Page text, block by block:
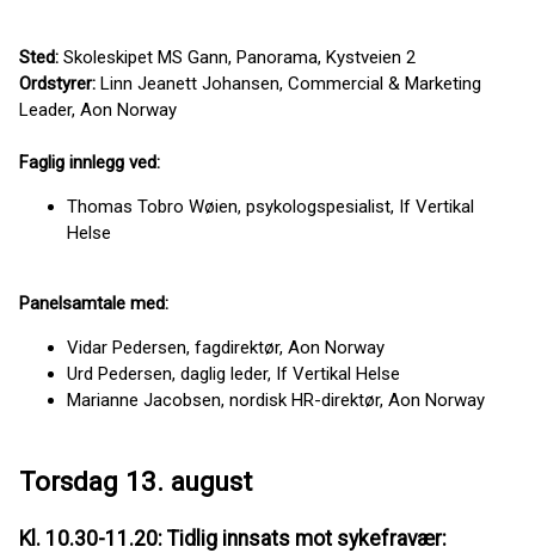
Sted: Skoleskipet MS Gann, Panorama, Kystveien 2
Ordstyrer: Linn Jeanett Johansen, Commercial & Marketing
Leader, Aon Norway
Faglig innlegg ved:
Thomas Tobro Wøien, psykologspesialist, If Vertikal
Helse
Panelsamtale med:
Vidar Pedersen, fagdirektør, Aon Norway
Urd Pedersen, daglig leder, If Vertikal Helse
Marianne Jacobsen, nordisk HR-direktør, Aon Norway
Torsdag 13. august
Kl. 10.30-11.20: Tidlig innsats mot sykefravær: